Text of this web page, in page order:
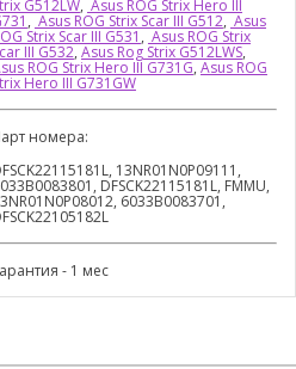
G512LW, Asus ROG Strix Hero III
, Asus ROG Strix Scar III G512, Asus
Strix Scar III G531 , Asus ROG Strix
III G532, Asus Rog Strix G512LWS,
ROG Strix Hero III G731G, Asus ROG
Hero III G731GW
номера:
13NR01N0P09111,
DFSCK22115181L, FMMU,
6033B0083701,
- 1 мес